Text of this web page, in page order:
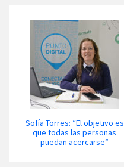
Sofía Torres: “El objetivo es
que todas las personas
puedan acercarse”